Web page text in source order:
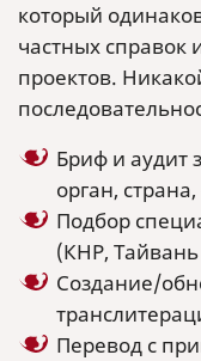
который
частных справок
проектов.
Бриф и
орган,
Подбор
(КНР, Тайвань
Создание/
Перевод с